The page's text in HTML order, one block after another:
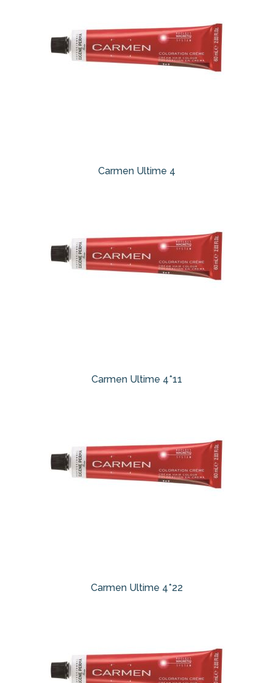
Carmen Ultime 4
Carmen Ultime 4*11
Carmen Ultime 4*22